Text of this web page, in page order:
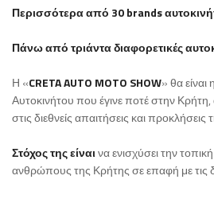
Περισσότερα από 30 brands
Πάνω από τριάντα διαφορετικές
Η «CRETA AUTO MOTO SHOW» θα
Αυτοκινήτου που έγινε ποτέ στην
στις διεθνείς απαιτήσεις και προκλήσεις
Στόχος της είναινα ενισχύσει την
ανθρώπους της Κρήτης σε επαφή με τις